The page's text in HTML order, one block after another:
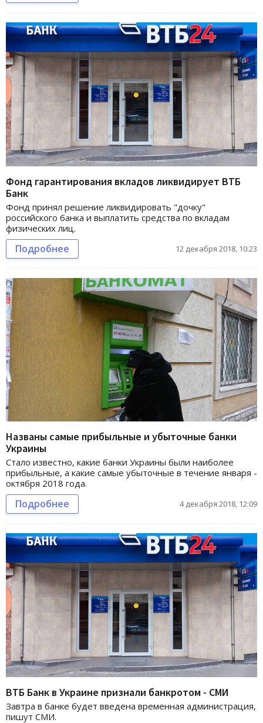
Фонд гарантирования вкладов ликвидирует ВТБ
Банк
Фонд принял решение ликвидировать "дочку"
российского банка и выплатить средства по вкладам
физических лиц.
Подробнее 12 декабря 2018, 10:23
Названы самые прибыльные и убыточные банки
Украины
Стало известно, какие банки Украины были наиболее
прибыльные, а какие самые убыточные в течение января -
октября 2018 года.
Подробнее 4 декабря 2018, 12:09
ВТБ Банк в Украине признали банкротом - СМИ
Завтра в банке будет введена временная администрация,
пишут СМИ.